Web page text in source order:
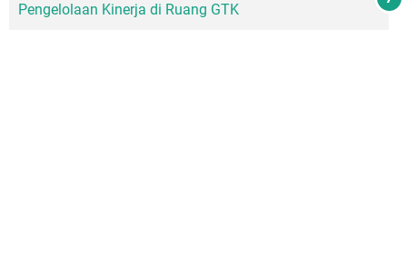
Pengelolaan Kinerja di Ruang GTK